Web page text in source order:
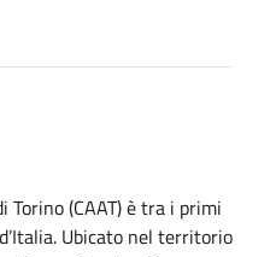
(CAAT) è tra i primi
Ubicato nel territorio